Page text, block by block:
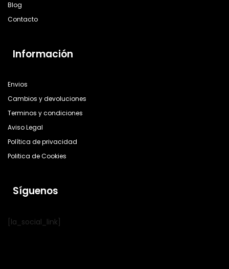
Blog
Contacto
Información
Envios
Cambios y devoluciones
Terminos y condiciones
Aviso Legal
Política de privacidad
Politica de Cookies
Síguenos
[la_social_link]